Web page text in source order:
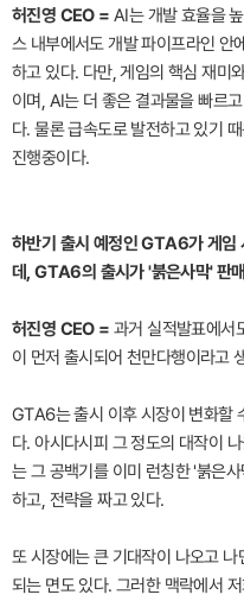
허진영 CEO =AI는 개발 효율을
스 내부에서도 개발 파이프라인 안
하고 있다. 다만, 게임의 핵심 재미
이며, AI는 더 좋은 결과물을 빠르
다. 물론 급속도로 발전하고 있기
진행중이다.
하반기 출시 예정인 GTA6가 게임
데, GTA6의 출시가 '붉은사막' 판
허진영 CEO =과거 실적발표에서
이 먼저 출시되어 천만다행이라고
GTA6는 출시 이후 시장이 변화할
다. 아시다시피 그 정도의 대작이
는 그 공백기를 이미 런칭한 '붉은
하고, 전략을 짜고 있다.
또 시장에는 큰 기대작이 나오고
되는 면도 있다. 그러한 맥락에서